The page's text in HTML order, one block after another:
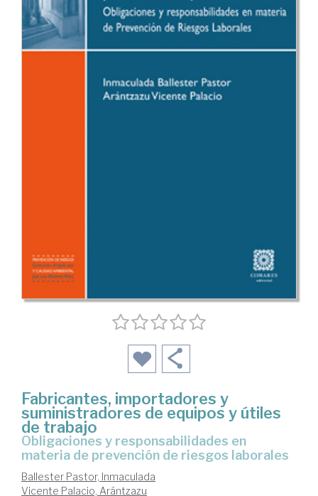
Fabricantes, importadores y
suministradores de equipos y útiles
de trabajo
obligaciones y responsabilidades en
materia de prevención de riesgos laborales
Ballester Pastor, Inmaculada
Vicente Palacio, Arántzazu